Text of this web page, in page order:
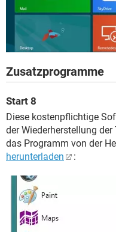
Zusatzprogramme
Start 8
Diese kostenpflichtige
der Wiederherstellung
das Programm von der
herunterladen
: